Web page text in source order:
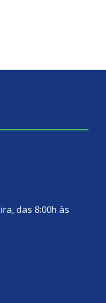
das 8:00h às